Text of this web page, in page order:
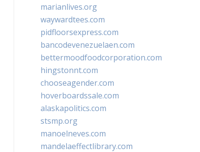
marianlives.org
waywardtees.com
pidfloorsexpress.com
bancodevenezuelaen.com
bettermoodfoodcorporation.com
hingstonnt.com
chooseagender.com
hoverboardssale.com
alaskapolitics.com
stsmp.org
manoelneves.com
mandelaeffectlibrary.com